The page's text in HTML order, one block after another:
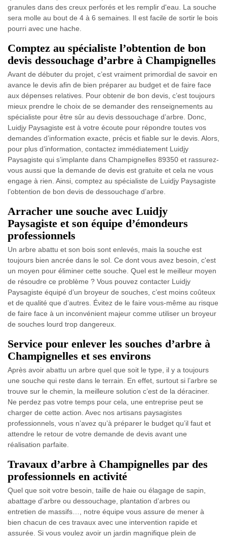
granules dans des creux perforés et les remplir d'eau. La souche
sera molle au bout de 4 à 6 semaines. Il est facile de sortir le bois
pourri avec une hache.
Comptez au spécialiste l’obtention de bon
devis dessouchage d’arbre à Champignelles
Avant de débuter du projet, c’est vraiment primordial de savoir en
avance le devis afin de bien préparer au budget et de faire face
aux dépenses relatives. Pour obtenir de bon devis, c’est toujours
mieux prendre le choix de se demander des renseignements au
spécialiste pour être sûr au devis dessouchage d’arbre. Donc,
Luidjy Paysagiste est à votre écoute pour répondre toutes vos
demandes d’information exacte, précis et fiable sur le devis. Alors,
pour plus d’information, contactez immédiatement Luidjy
Paysagiste qui s’implante dans Champignelles 89350 et rassurez-
vous aussi que la demande de devis est gratuite et cela ne vous
engage à rien. Ainsi, comptez au spécialiste de Luidjy Paysagiste
l’obtention de bon devis de dessouchage d’arbre.
Arracher une souche avec Luidjy
Paysagiste et son équipe d’émondeurs
professionnels
Un arbre abattu et son bois sont enlevés, mais la souche est
toujours bien ancrée dans le sol. Ce dont vous avez besoin, c'est
un moyen pour éliminer cette souche. Quel est le meilleur moyen
de résoudre ce problème ? Vous pouvez contacter Luidjy
Paysagiste équipé d’un broyeur de souches, c’est moins coûteux
et de qualité que d’autres. Évitez de le faire vous-même au risque
de faire face à un inconvénient majeur comme utiliser un broyeur
de souches lourd trop dangereux.
Service pour enlever les souches d’arbre à
Champignelles et ses environs
Après avoir abattu un arbre quel que soit le type, il y a toujours
une souche qui reste dans le terrain. En effet, surtout si l’arbre se
trouve sur le chemin, la meilleure solution c’est de la déraciner.
Ne perdez pas votre temps pour cela, une entreprise peut se
charger de cette action. Avec nos artisans paysagistes
professionnels, vous n’avez qu’à préparer le budget qu’il faut et
attendre le retour de votre demande de devis avant une
réalisation parfaite.
Travaux d’arbre à Champignelles par des
professionnels en activité
Quel que soit votre besoin, taille de haie ou élagage de sapin,
abattage d’arbre ou dessouchage, plantation d’arbres ou
entretien de massifs…, notre équipe vous assure de mener à
bien chacun de ces travaux avec une intervention rapide et
assurée. Si vous voulez avoir un jardin magnifique plein de